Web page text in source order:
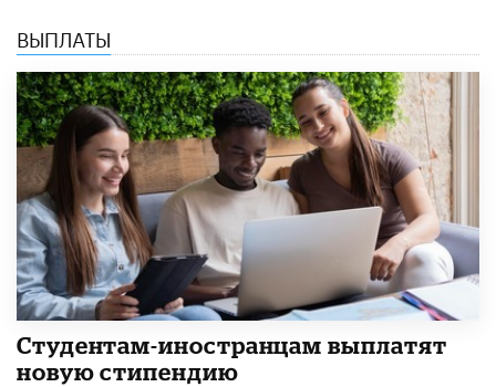
ВЫПЛАТЫ
Студентам-иностранцам выплатят
новую стипендию